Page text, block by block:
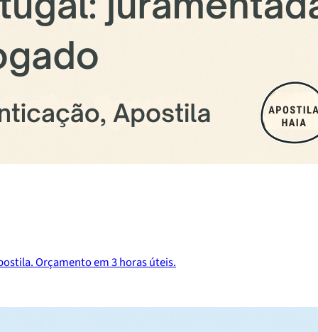
Orçamento em 3 horas úteis.